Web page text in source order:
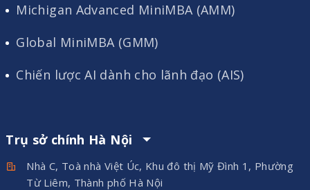
Michigan Advanced MiniMBA (AMM)
Global MiniMBA (GMM)
Chiến lược AI dành cho lãnh đạo (AIS)
Trụ sở chính Hà Nội
Nhà C, Toà nhà Việt Úc, Khu đô thị Mỹ Đình 1, Phường
Từ Liêm, Thành phố Hà Nội